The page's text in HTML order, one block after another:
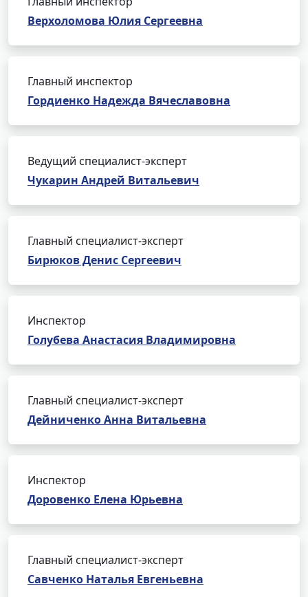
Верхоломова Юлия Сергеевна
Главный инспектор
Гордиенко Надежда Вячеславовна
Ведущий специалист-эксперт
Чукарин Андрей Витальевич
Главный специалист-эксперт
Бирюков Денис Сергеевич
Инспектор
Голубева Анастасия Владимировна
Главный специалист-эксперт
Дейниченко Анна Витальевна
Инспектор
Доровенко Елена Юрьевна
Главный специалист-эксперт
Савченко Наталья Евгеньевна